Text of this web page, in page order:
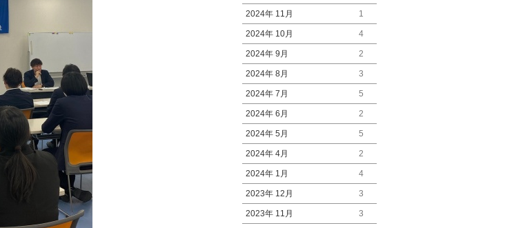
2024年 11月 1
2024年 10月 4
2024年 9月 2
2024年 8月 3
2024年 7月 5
2024年 6月 2
2024年 5月 5
2024年 4月 2
2024年 1月 4
2023年 12月 3
2023年 11月 3